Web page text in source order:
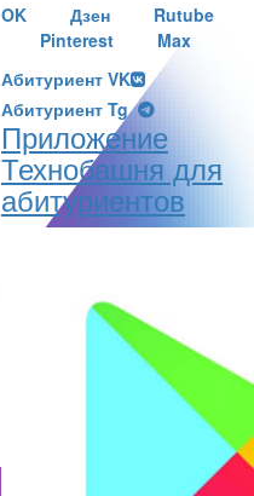
OK
Дзен
Rutube
Pinterest
Max
Абитуриент VK
Абитуриент Tg
Приложение
Технобашня для
абитуриентов